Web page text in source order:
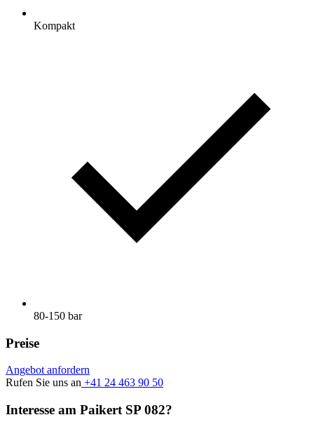
Kompakt
80-150 bar
Preise
Angebot anfordern
Rufen Sie uns an +41 24 463 90 50
Interesse am Paikert SP 082?